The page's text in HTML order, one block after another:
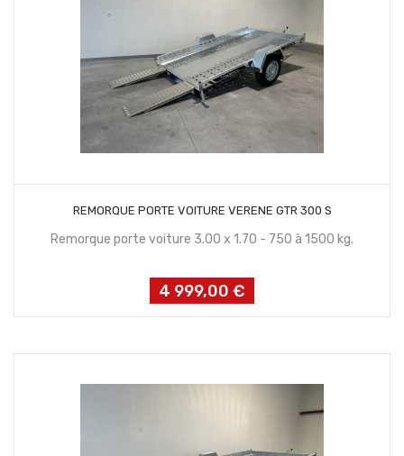
REMORQUE PORTE VOITURE VERENE GTR 300 S
Remorque porte voiture 3.00 x 1.70 - 750 à 1500 kg.
Prix
4 999,00 €